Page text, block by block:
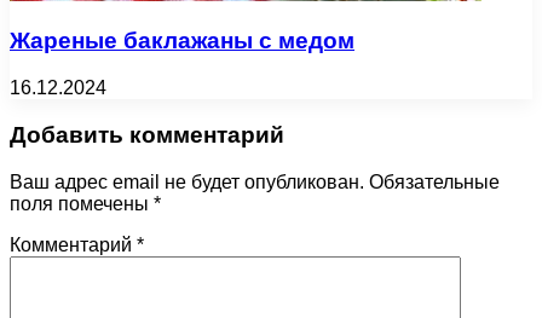
Жареные баклажаны с медом
16.12.2024
Добавить комментарий
Ваш адрес email не будет опубликован. Обязательные
поля помечены *
Комментарий *